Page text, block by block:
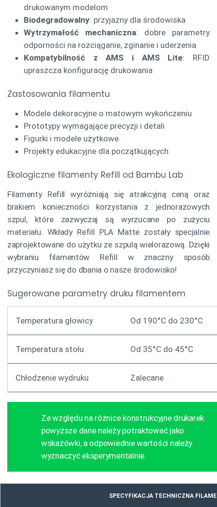
drukowanym modelom
Biodegradowalny: przyjazny dla środowiska
Wytrzymałość mechaniczna: dobre parametry
odporności na rozciąganie, zginanie i uderzenia
Kompatybilność z AMS i AMS Lite: RFID
upraszcza konfigurację drukowania
Zastosowania filamentu
Modele dekoracyjne o matowym wykończeniu
Prototypy wymagające precyzji i detali
Figurki i modele użytkowe
Projekty edukacyjne dla początkujących
Ekologiczne filamenty Refill od Bambu Lab
Filamenty Refill wyróżniają się atrakcyjną ceną oraz
brakiem konieczności korzystania z jednorazowych
szpul, które zazwyczaj są wyrzucane po zużyciu
materiału. Wkłady Refill PLA Matte zostały specjalnie
zaprojektowane do użytku ze szpulą wielorazową. Dzięki
wybraniu filamentów Refill w znaczny sposób
przyczyniasz się do dbania o nasze środowisko!
Sugerowane parametry druku filamentem
Temperatura głowicy Od 190°C do 230°C
Temperatura stołu Od 35°C do 45°C
Chłodzenie wydruku Zalecane
Ze względu na różnice konstrukcyjne drukarek
powyższe dane należy potraktować jako
wskazówki, a odpowiednie wartości należy
wyznaczyć eksperymentalnie.
SPECYFIKACJA TECHNICZNA